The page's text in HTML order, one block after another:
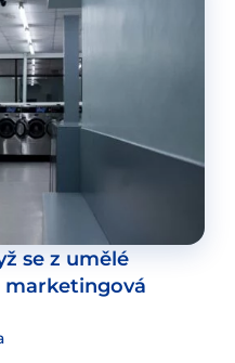
se z umělé
marketingová